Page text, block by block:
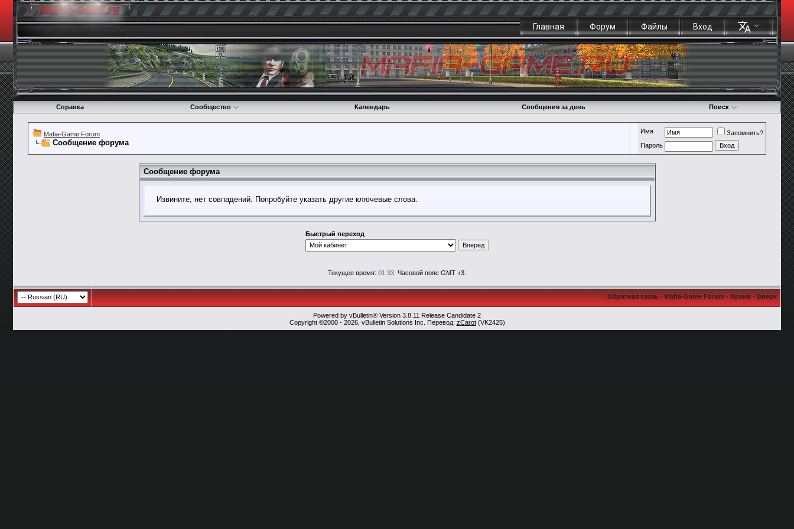
Главная Форум Файлы Вход
Справка Сообщество Календарь Сообщения за день Поиск
Mafia-Game Forum
Сообщение форума
Имя
Запомнить?
Пароль
Сообщение форума
Извините, нет совпадений. Попробуйте указать другие ключевые слова.
Быстрый переход
Текущее время: 01:33 . Часовой пояс GMT +3.
Обратная связь-Mafia-Game Forum-Архив-Вверх
Powered by vBulletin® Version 3.8.11 Release Candidate 2
Copyright ©2000 - 2026, vBulletin Solutions Inc. Перевод: zCarot(VK2425)